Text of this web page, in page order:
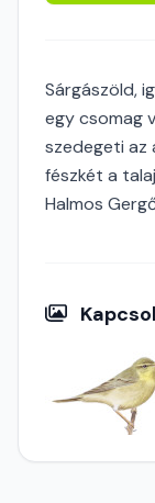
Sárgászöld,
egy csomag
szedegeti az
fészkét a
Halmos